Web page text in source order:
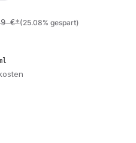
€*(25.08% gespart)